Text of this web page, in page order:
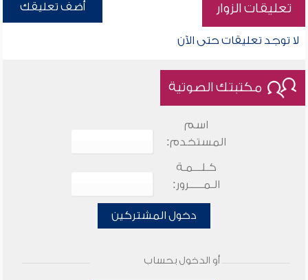
تعليقات الزوار أضف تعليقك
لا توجد تعليقات حتى الآن
مكتبتك الصوتية
اسم
المستخدم:
كـلـــمـة
الـمـــــرور:
دخول المشتركين
أو الدخول بحساب